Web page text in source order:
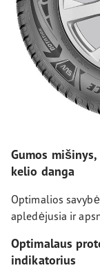
Gumos
kelio danga
Optimalios
apledėjusia ir
Optimalaus
indikatorius